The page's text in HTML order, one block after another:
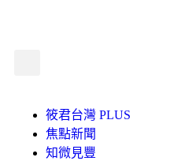
筱君台灣 PLUS
焦點新聞
知微見豐